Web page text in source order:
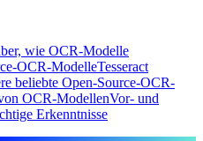
wie OCR-Modelle
OCR-ModelleTesseract
beliebte Open-Source-OCR-
OCR-ModellenVor- und
Erkenntnisse